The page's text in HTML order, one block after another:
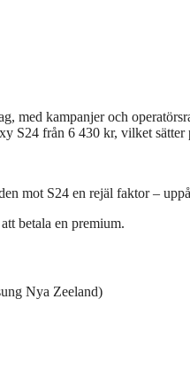
med kampanjer och
S24 från 6 430 kr, vilket sätter
mot S24 en rejäl faktor –
betala en premium.
Nya Zeeland)